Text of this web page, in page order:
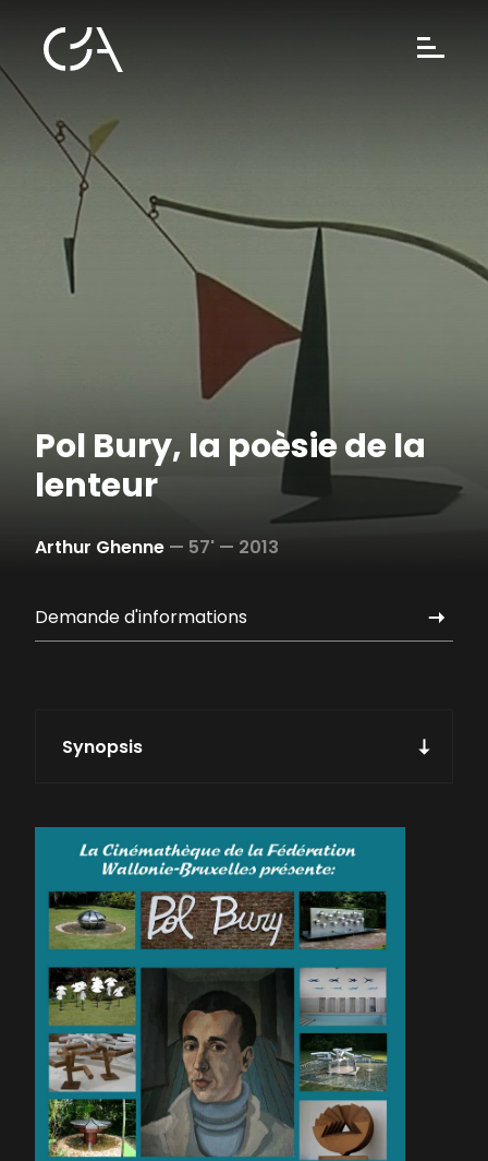
Pol Bury, la poèsie de la
lenteur
Arthur Ghenne — 57' — 2013
Demande d'informations
Synopsis